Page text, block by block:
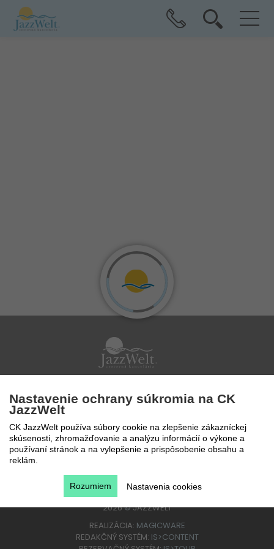
Po - Pi 9 - 17 hod
0850 777 888
2026©JAZZWELT
REALIZÁCIA: MAGICWARE
REDAKČNÝ SYSTÉM: IS>CONTENT
Nastavenie ochrany súkromia na CK
JazzWelt
CK JazzWelt používa súbory cookie na zlepšenie zákazníckej
skúsenosti, zhromažďovanie a analýzu informácií o výkone a
používaní stránok a na vylepšenie a prispôsobenie obsahu a
reklám.
Nastavenia cookies
Rozumiem